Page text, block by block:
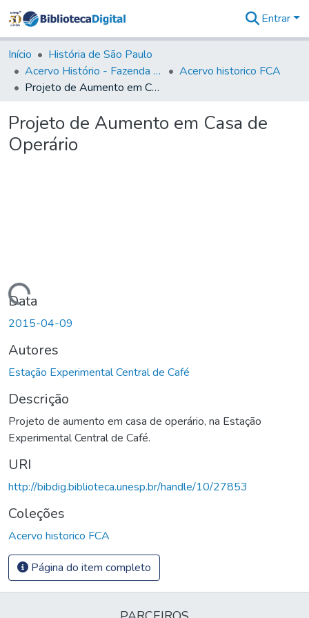
&
Coleções
Tudo na
Biblioteca
Estatísticas
Entrar
Início
História de São Paulo
Acervo Histório - Fazenda Lageado
Acervo historico FCA
Projeto de Aumento em Casa de Operário
Projeto de Aumento em Casa de
Operário
Carregando...
Data
2015-04-09
Autores
Estação Experimental Central de Café
Descrição
Projeto de aumento em casa de operário, na Estação
Experimental Central de Café.
URI
http://bibdig.biblioteca.unesp.br/handle/10/27853
Coleções
Acervo historico FCA
Página do item completo